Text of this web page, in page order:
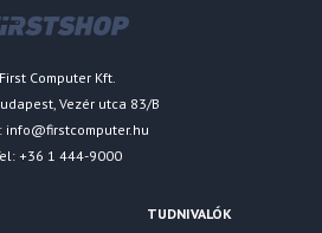
First Computer Kft.
Vezér utca 83/B
info@firstcomputer.hu
+36 1 444-9000
TUDNIVALÓK